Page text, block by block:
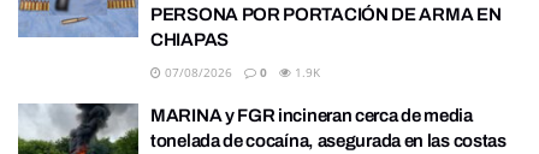
PERSONA POR PORTACIÓN DE ARMA EN
CHIAPAS
07/08/2026 0 1.9K
MARINA y FGR incineran cerca de media
tonelada de cocaína, asegurada en las costas